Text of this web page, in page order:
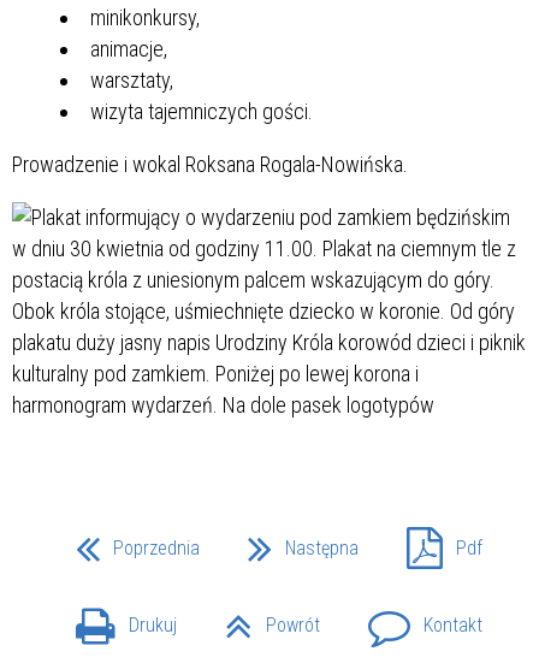
minikonkursy,
animacje,
warsztaty,
wizyta tajemniczych gości.
Prowadzenie i wokal Roksana Rogala-Nowińska.
Poprzednia Następna Pdf
Drukuj Powrót Kontakt